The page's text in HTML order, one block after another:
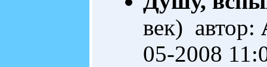
век) автор:
05-2008